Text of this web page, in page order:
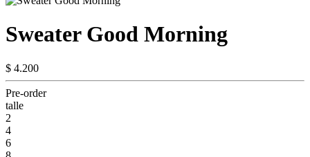
Sweater Good Morning
$ 4.200
Pre-order
talle
2
4
6